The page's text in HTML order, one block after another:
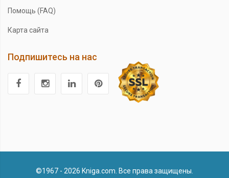
Помощь (FAQ)
Карта сайта
Подпишитесь на нас
©1967 - 2026 Kniga.com. Все права защищены.